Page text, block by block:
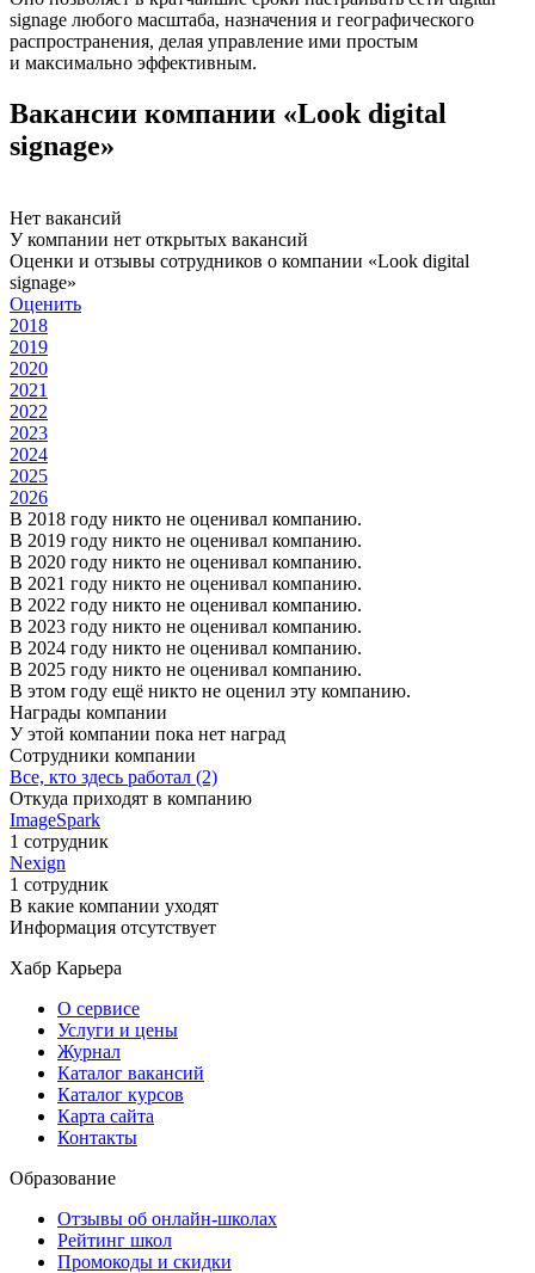
signage любого масштаба, назначения и географического
распространения, делая управление ими простым
и максимально эффективным.
Вакансии компании «Look digital
signage»
Нет вакансий
У компании нет открытых вакансий
Оценки и отзывы сотрудников о компании «Look digital
signage»
Оценить
2018
2019
2020
2021
2022
2023
2024
2025
2026
В 2018 году никто не оценивал компанию.
В 2019 году никто не оценивал компанию.
В 2020 году никто не оценивал компанию.
В 2021 году никто не оценивал компанию.
В 2022 году никто не оценивал компанию.
В 2023 году никто не оценивал компанию.
В 2024 году никто не оценивал компанию.
В 2025 году никто не оценивал компанию.
В этом году ещё никто не оценил эту компанию.
Награды компании
У этой компании пока нет наград
Сотрудники компании
Все, кто здесь работал (2)
Откуда приходят в компанию
ImageSpark
1 сотрудник
Nexign
1 сотрудник
В какие компании уходят
Информация отсутствует
Хабр Карьера
О сервисе
Услуги и цены
Журнал
Каталог вакансий
Каталог курсов
Карта сайта
Контакты
Образование
Отзывы об онлайн-школах
Рейтинг школ
Промокоды и скидки